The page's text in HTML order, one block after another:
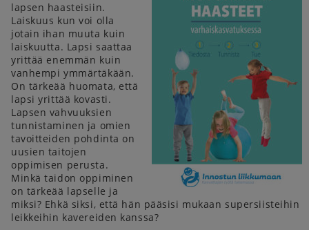
lapsen haasteisiin.
Laiskuus kun voi olla
jotain ihan muuta kuin
laiskuutta. Lapsi saattaa
yrittää enemmän kuin
vanhempi ymmärtäkään.
On tärkeää huomata, että
lapsi yrittää kovasti.
Lapsen vahvuuksien
tunnistaminen ja omien
tavoitteiden pohdinta on
uusien taitojen
oppimisen perusta.
Minkä taidon oppiminen
on tärkeää lapselle ja
miksi? Ehkä siksi, että hän pääsisi mukaan supersiisteihin
leikkeihin kavereiden kanssa?